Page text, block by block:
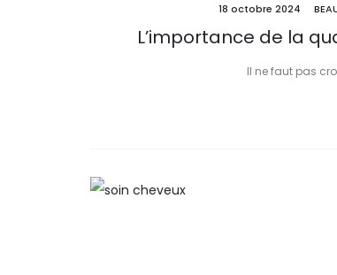
18 octobre 2024
L’importance de la
Il ne faut pas